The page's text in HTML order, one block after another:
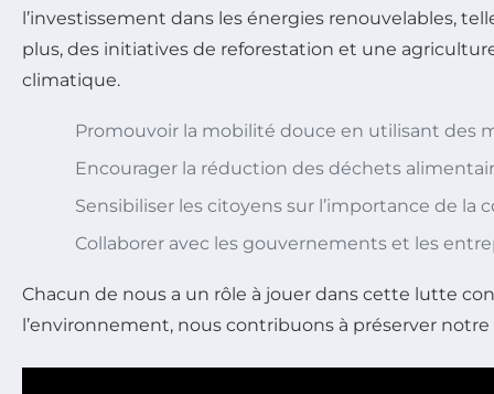
l’investissement dans les énergies renouvelables,
plus, des initiatives de reforestation et une
climatique.
Promouvoir la mobilité douce en utilisant des
Encourager la réduction des déchets
Sensibiliser les citoyens sur l’importance de la
Collaborer avec les gouvernements et les
Chacun de nous a un rôle à jouer dans cette lutte
l’environnement, nous contribuons à préserver